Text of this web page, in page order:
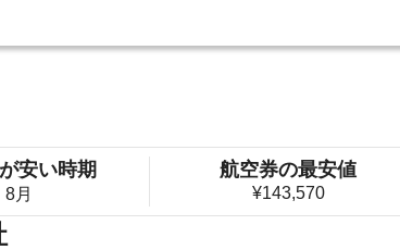
安い時期
8月
航空券の最安値
¥143,570